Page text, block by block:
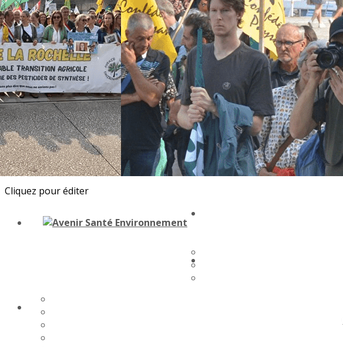
Exporter les lignes sélectionnées
Exporter toutes les colonnes
Exporter uniquement les colonnes affichées
Menu
<
>
Adhésions
Dons
Etre actif !
Ajoutez un logo, un bouton, des réseaux sociaux
Cliquez pour éditer